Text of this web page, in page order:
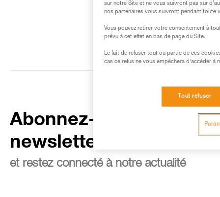
Abonnez-vous à la
newsletter
et restez connecté à notre actualité
sur notre Site et ne vous suivront pas sur
nos partenaires vous suivront pendant toute
Vous pouvez retirer votre consentement à
prévu à cet effet en bas de page du Site.
Le fait de refuser tout ou partie de ces
cas ce refus ne vous empêchera d’accéder à
Tout refuser